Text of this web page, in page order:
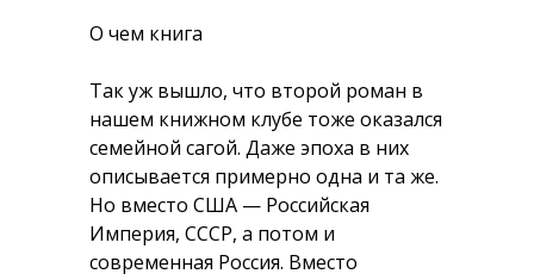
О чем книга
Так уж вышло, что второй роман в
нашем книжном клубе тоже оказался
семейной сагой. Даже эпоха в них
описывается примерно одна и та же.
Но вместо США — Российская
Империя, СССР, а потом и
современная Россия. Вместо